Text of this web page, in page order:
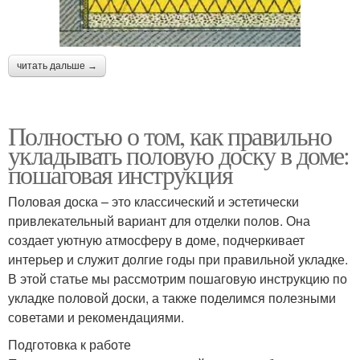
читать дальше →
Полностью о том, как правильно
укладывать половую доску в доме:
пошаговая инструкция
Половая доска – это классический и эстетически
привлекательный вариант для отделки полов. Она
создает уютную атмосферу в доме, подчеркивает
интерьер и служит долгие годы при правильной укладке.
В этой статье мы рассмотрим пошаговую инструкцию по
укладке половой доски, а также поделимся полезными
советами и рекомендациями.
Подготовка к работе